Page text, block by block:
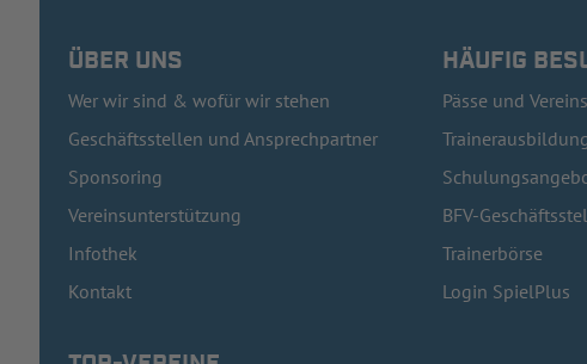
ÜBER UNS
Wer wir sind & wofür wir stehen
Geschäftsstellen und Ansprechpartner
Sponsoring
Vereinsunterstützung
Infothek
Kontakt
HÄUFIG
Pässe und
BFV-
Trainerbörse
Login SpielPlus